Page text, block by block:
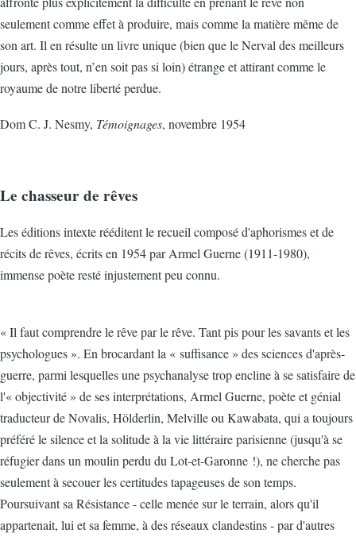
seulement comme effet à produire, mais comme la matière même de
son art. Il en résulte un livre unique (bien que le Nerval des meilleurs
jours, après tout, n’en soit pas si loin) étrange et attirant comme le
royaume de notre liberté perdue.
Dom C. J. Nesmy, Témoignages, novembre 1954
Le chasseur de rêves
Les éditions intexte rééditent le recueil composé d'aphorismes et de
récits de rêves, écrits en 1954 par Armel Guerne (1911-1980),
immense poète resté injustement peu connu.
« Il faut comprendre le rêve par le rêve. Tant pis pour les savants et les
psychologues ». En brocardant la « suffisance » des sciences d'après-
guerre, parmi lesquelles une psychanalyse trop encline à se satisfaire de
l'« objectivité » de ses interprétations, Armel Guerne, poète et génial
traducteur de Novalis, Hölderlin, Melville ou Kawabata, qui a toujours
préféré le silence et la solitude à la vie littéraire parisienne (jusqu'à se
réfugier dans un moulin perdu du Lot-et-Garonne !), ne cherche pas
seulement à secouer les certitudes tapageuses de son temps.
Poursuivant sa Résistance - celle menée sur le terrain, alors qu'il
appartenait, lui et sa femme, à des réseaux clandestins - par d'autres